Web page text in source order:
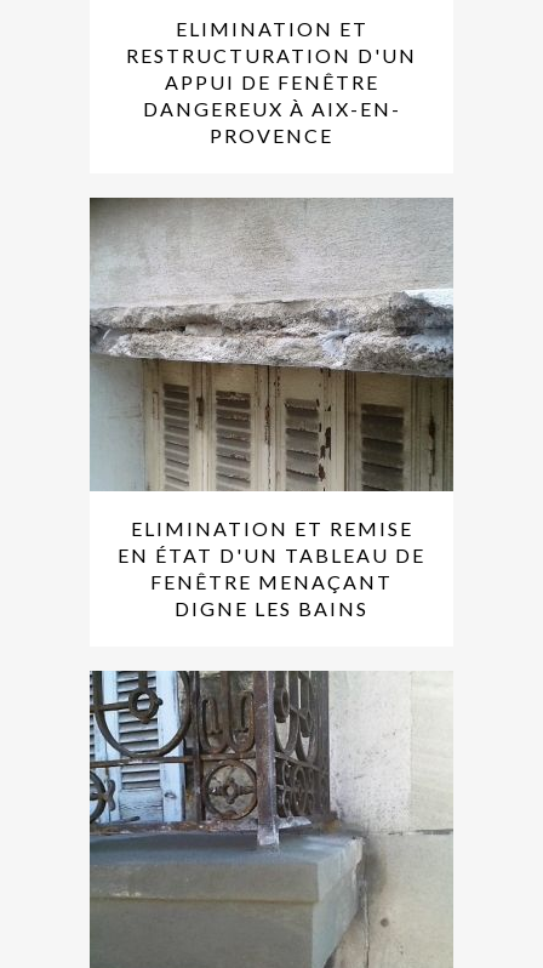
ELIMINATION ET
RESTRUCTURATION D'UN
APPUI DE FENÊTRE
DANGEREUX À AIX-EN-
PROVENCE
ELIMINATION ET REMISE
EN ÉTAT D'UN TABLEAU DE
FENÊTRE MENAÇANT
DIGNE LES BAINS